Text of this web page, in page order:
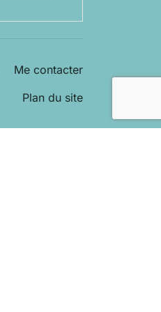
Me contacter
Plan du site